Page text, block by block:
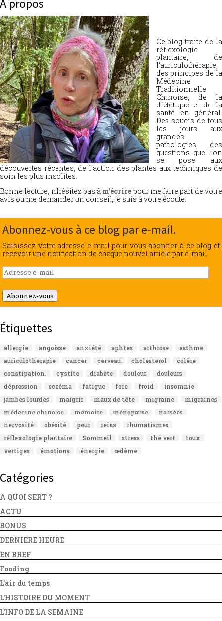
À propos
Ce blog traite de la
réflexologie
plantaire, de
l’auriculothérapie,
des principes de la
Médecine
Traditionnelle
Chinoise, de la
diététique et de la
santé en général.
Des soucis de tous
les jours aux
grandes
pathologies, des
questions que l’on
se pose aux
découvertes récentes, de l’action des plantes aux techniques de
soin les plus insolites.
Bonne lecture, n’hésitez pas à m’écrire pour me faire part de votre
avis ou me demander un conseil, je suis à votre écoute.
Abonnez-vous à ce blog par e-mail.
Saisissez votre adresse e-mail pour vous abonner à ce blog et
recevoir une notification de chaque nouvel article par e-mail.
Adresse
e-
mail
Abonnez-vous
Étiquettes
allergie angoisse anxiété aphtes arthrose
asthme
auriculotherapie
cancer cerveau cholesterol
colère
constipation.
cystite diabète douleur
douleurs
dépression
eczéma fatigue foie froid
insomnie
jambes lourdes
maigrir maux de tête migraine
migraines
médecine chinoise
mémoire ménopause
nausées
nervosité
obésité peur reins
rhumatismes
réflexologie plantaire
Sommeil stress thé vert
toux
vertiges
émotions énergie œdème
Catégories
A QUOI SERT ?
ACTU
BONUS
DERNIERE HEURE
EN BREF
Fooding
L'air du temps
L'HISTOIRE DU MOMENT
L'INFO DE LA SEMAINE